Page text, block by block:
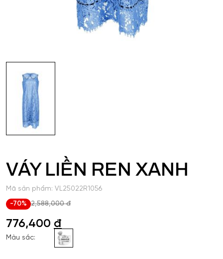
VÁY LIỀN REN XANH
Mã sản phẩm: VL25022R1056
-70% 2,588,000 đ
776,400 đ
Màu sắc: